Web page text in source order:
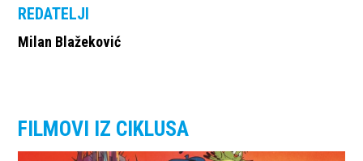
REDATELJI
Milan Blažeković
FILMOVI IZ CIKLUSA